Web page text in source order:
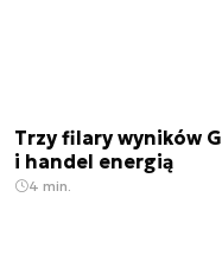
Trzy filary wyników
i handel energią
4 min.